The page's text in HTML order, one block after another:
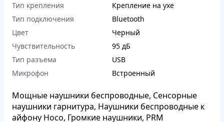
Тип крепления
Крепление на ухе
Тип подключения
Bluetooth
Цвет
Черный
Чувствительность
95 дБ
Тип разъема
USB
Микрофон
Встроенный
Мощные наушники беспроводные, Сенсорные
наушники гарнитура, Наушники беспроводные к
айфону Hoco, Громкие наушники, PRM